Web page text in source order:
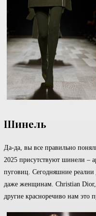
Шинель
Да-да, вы все правильно
2025 присутствуют шинели –
пуговиц. Сегодняшние реалии
даже женщинам. Christian
другие красноречиво нам это